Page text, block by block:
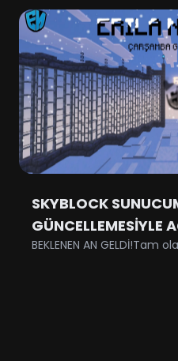
SKYBLOCK
GÜNCELLEMESİYLE
BEKLENEN AN GELDİ!Tam